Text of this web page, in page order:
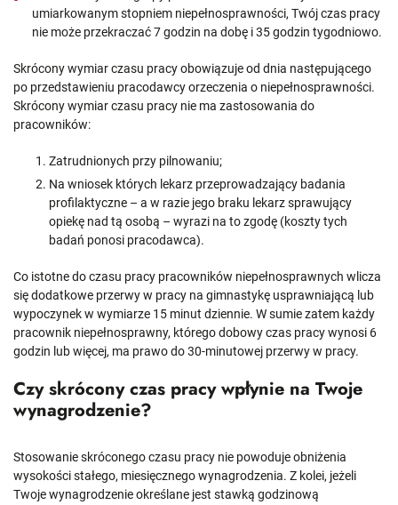
umiarkowanym stopniem niepełnosprawności, Twój czas pracy
nie może przekraczać 7 godzin na dobę i 35 godzin tygodniowo.
Skrócony wymiar czasu pracy obowiązuje od dnia następującego
po przedstawieniu pracodawcy orzeczenia o niepełnosprawności.
Skrócony wymiar czasu pracy nie ma zastosowania do
pracowników:
Zatrudnionych przy pilnowaniu;
Na wniosek których lekarz przeprowadzający badania
profilaktyczne – a w razie jego braku lekarz sprawujący
opiekę nad tą osobą – wyrazi na to zgodę (koszty tych
badań ponosi pracodawca).
Co istotne do czasu pracy pracowników niepełnosprawnych wlicza
się dodatkowe przerwy w pracy na gimnastykę usprawniającą lub
wypoczynek w wymiarze 15 minut dziennie. W sumie zatem każdy
pracownik niepełnosprawny, którego dobowy czas pracy wynosi 6
godzin lub więcej, ma prawo do 30-minutowej przerwy w pracy.
Czy skrócony czas pracy wpłynie na Twoje
wynagrodzenie?
Stosowanie skróconego czasu pracy nie powoduje obniżenia
wysokości stałego, miesięcznego wynagrodzenia. Z kolei, jeżeli
Twoje wynagrodzenie określane jest stawką godzinową